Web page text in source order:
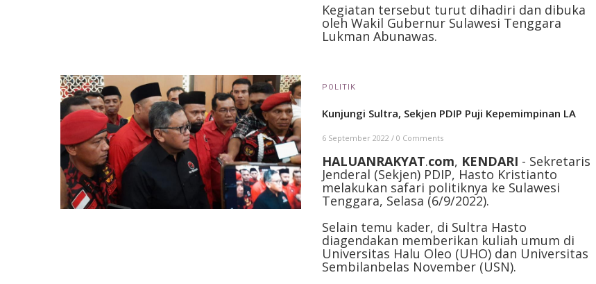
Kegiatan tersebut turut dihadiri dan dibuka
oleh Wakil Gubernur Sulawesi Tenggara
Lukman Abunawas.
POLITIK
Kunjungi Sultra, Sekjen PDIP Puji Kepemimpinan LA
6 September 2022 / 0 Comments
HALUANRAKYAT.com, KENDARI - Sekretaris
Jenderal (Sekjen) PDIP, Hasto Kristianto
melakukan safari politiknya ke Sulawesi
Tenggara, Selasa (6/9/2022).
Selain temu kader, di Sultra Hasto
diagendakan memberikan kuliah umum di
Universitas Halu Oleo (UHO) dan Universitas
Sembilanbelas November (USN).